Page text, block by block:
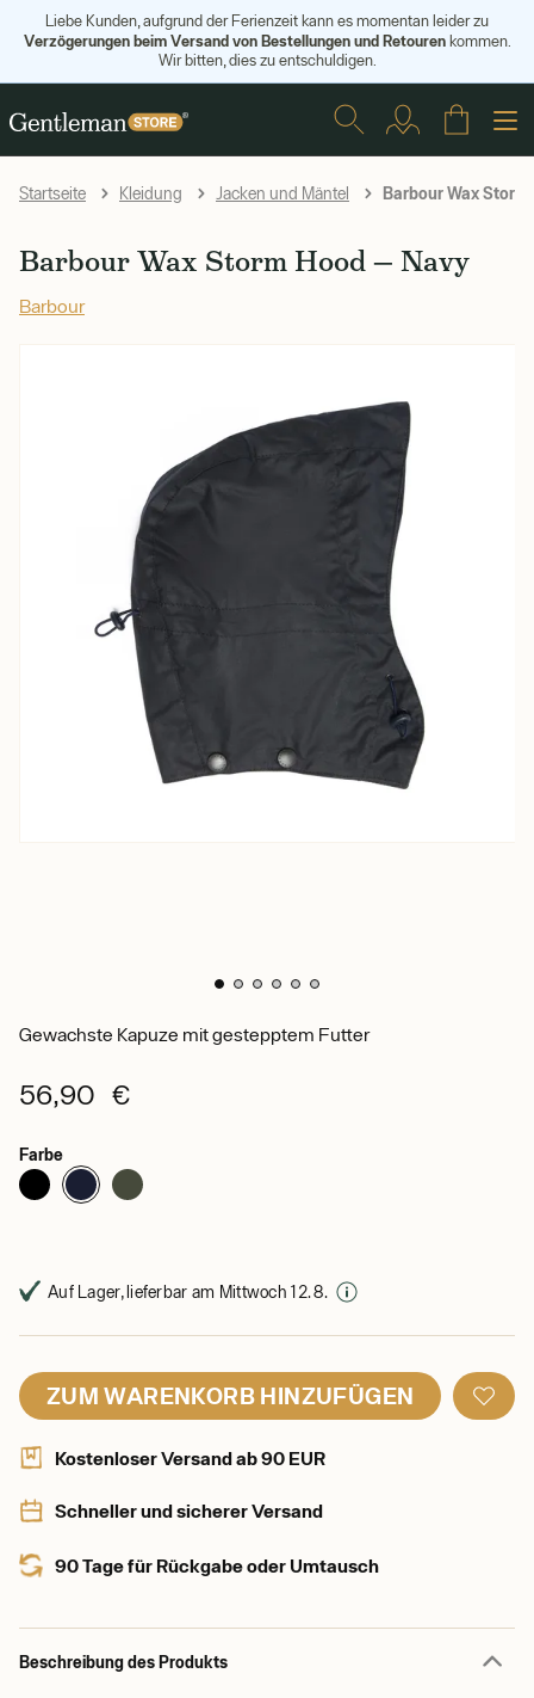
Liebe Kunden, aufgrund der Ferienzeit kann es momentan leider zu
Verzögerungen beim Versand von Bestellungen und Retourenkommen.
Wir bitten, dies zu entschuldigen.
Startseite Kleidung Jacken und Mäntel Barbour Wax
Barbour Wax Storm Hood — Navy
Barbour
Gewachste Kapuze mit gestepptem Futter
56,90 €
Farbe
Auf Lager, lieferbar am Mittwoch 12. 8.
ZUM WARENKORB HINZUFÜGEN
Kostenloser Versand ab 90 EUR
Schneller und sicherer Versand
90 Tage für Rückgabe oder Umtausch
Beschreibung des Produkts